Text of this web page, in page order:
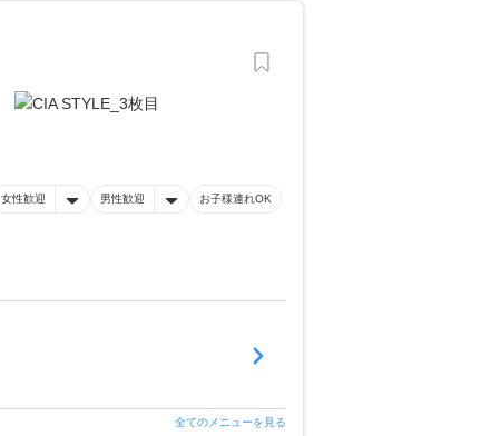
女性歓迎 男性歓迎 お子様連れOK
全てのメニューを見る